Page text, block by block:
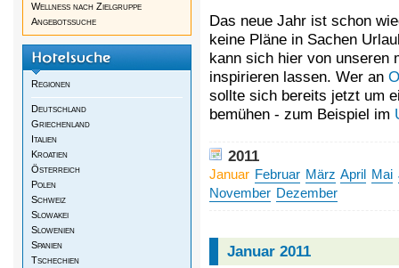
Wellness nach Zielgruppe
Angebotssuche
Regionen
Deutschland
Griechenland
Italien
Kroatien
Österreich
Polen
Schweiz
Slowakei
Slowenien
Spanien
Tschechien
Das neue Jahr ist schon
keine Pläne in Sachen
kann sich hier von unseren
inspirieren lassen. Wer an
sollte sich bereits jetzt um
bemühen - zum Beispiel im
2011
Januar Februar März April Mai
November Dezember
Januar 2011